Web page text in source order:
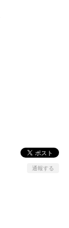
通報する